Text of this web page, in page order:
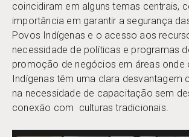
coincidiram em alguns temas centrais,
importância em garantir a segurança
Povos Indígenas e o acesso aos
necessidade de políticas e programas
promoção de negócios em áreas onde
Indígenas têm uma clara desvantagem
na necessidade de capacitação sem
conexão com culturas tradicionais.